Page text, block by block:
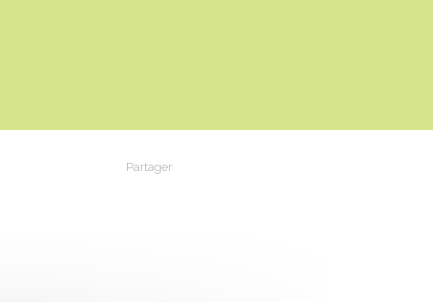
Partager